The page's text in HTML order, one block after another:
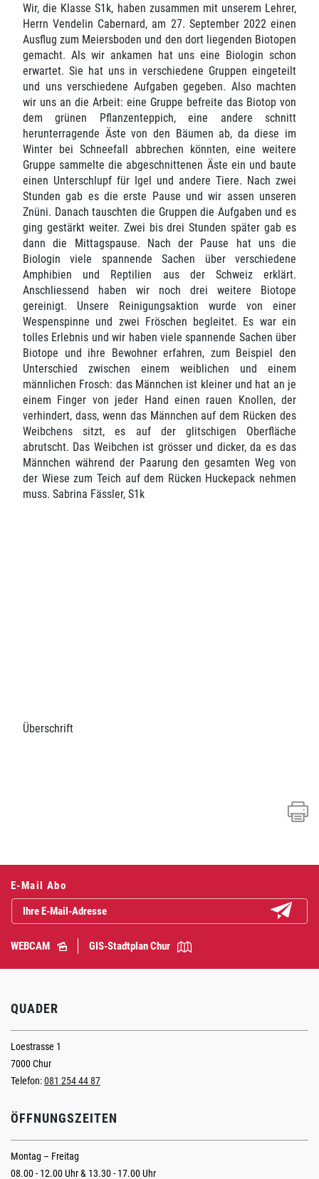
Wir, die Klasse S1k, haben zusammen mit unserem Lehrer,
Herrn Vendelin Cabernard, am 27. September 2022 einen
Ausflug zum Meiersboden und den dort liegenden Biotopen
gemacht. Als wir ankamen hat uns eine Biologin schon
erwartet. Sie hat uns in verschiedene Gruppen eingeteilt
und uns verschiedene Aufgaben gegeben. Also machten
wir uns an die Arbeit: eine Gruppe befreite das Biotop von
dem grünen Pflanzenteppich, eine andere schnitt
herunterragende Äste von den Bäumen ab, da diese im
Winter bei Schneefall abbrechen könnten, eine weitere
Gruppe sammelte die abgeschnittenen Äste ein und baute
einen Unterschlupf für Igel und andere Tiere. Nach zwei
Stunden gab es die erste Pause und wir assen unseren
Znüni. Danach tauschten die Gruppen die Aufgaben und es
ging gestärkt weiter. Zwei bis drei Stunden später gab es
dann die Mittagspause. Nach der Pause hat uns die
Biologin viele spannende Sachen über verschiedene
Amphibien und Reptilien aus der Schweiz erklärt.
Anschliessend haben wir noch drei weitere Biotope
gereinigt. Unsere Reinigungsaktion wurde von einer
Wespenspinne und zwei Fröschen begleitet. Es war ein
tolles Erlebnis und wir haben viele spannende Sachen über
Biotope und ihre Bewohner erfahren, zum Beispiel den
Unterschied zwischen einem weiblichen und einem
männlichen Frosch: das Männchen ist kleiner und hat an je
einem Finger von jeder Hand einen rauen Knollen, der
verhindert, dass, wenn das Männchen auf dem Rücken des
Weibchens sitzt, es auf der glitschigen Oberfläche
abrutscht. Das Weibchen ist grösser und dicker, da es das
Männchen während der Paarung den gesamten Weg von
der Wiese zum Teich auf dem Rücken Huckepack nehmen
muss. Sabrina Fässler, S1k
Überschrift
E-Mail Abo
WEBCAM GIS-Stadtplan Chur
QUADER
Loestrasse 1
7000 Chur
Telefon:081 254 44 87
ÖFFNUNGSZEITEN
Montag – Freitag
08.00 - 12.00 Uhr & 13.30 - 17.00 Uhr